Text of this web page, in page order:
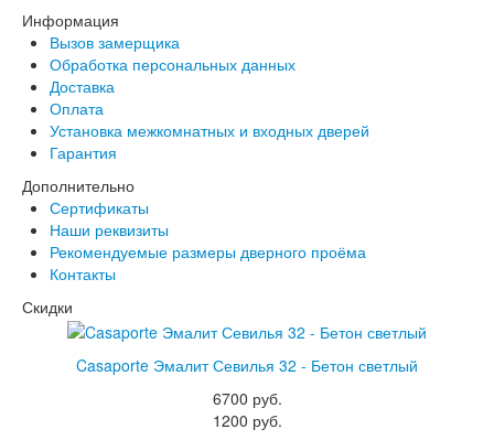
Информация
Вызов замерщика
Обработка персональных данных
Доставка
Оплата
Установка межкомнатных и входных дверей
Гарантия
Дополнительно
Сертификаты
Наши реквизиты
Рекомендуемые размеры дверного проёма
Контакты
Скидки
Casaporte Эмалит Севилья 32 - Бетон светлый
6700 руб.
1200 руб.